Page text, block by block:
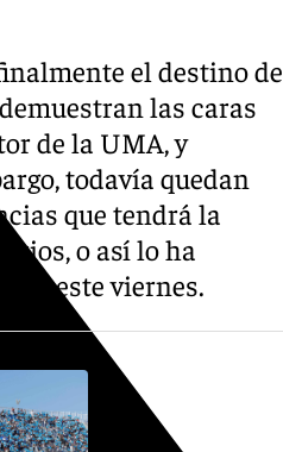
el destino de
las caras
de la UMA, y
todavía quedan
que tendrá la
o así lo ha
este viernes.